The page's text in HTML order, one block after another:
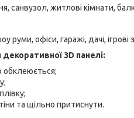
санвузол, житлові кімнати,
руми, офіси, гаражі, дачі, ігрові
декоративної 3D панелі:
обклеюється;
та щільно притиснути.